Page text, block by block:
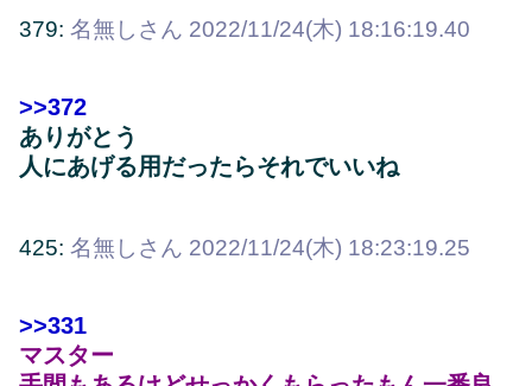
379: 名無しさん 2022/11/24(木) 18:16:19.40
>>372
ありがとう
人にあげる用だったらそれでいいね
425: 名無しさん 2022/11/24(木) 18:23:19.25
>>331
マスター